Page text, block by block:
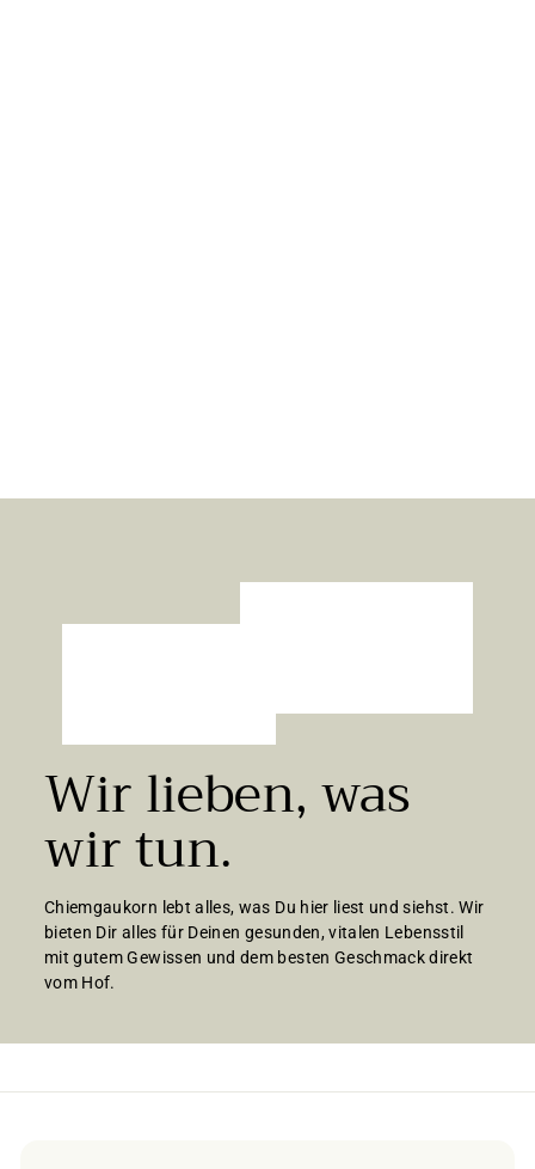
9
Wir lieben, was
wir tun.
Chiemgaukorn lebt alles, was Du hier liest und siehst. Wir
bieten Dir alles für Deinen gesunden, vitalen Lebensstil
mit gutem Gewissen und dem besten Geschmack direkt
vom Hof.